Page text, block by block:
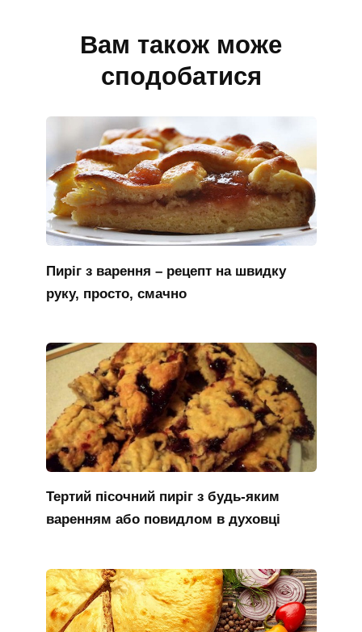
Вам також може
сподобатися
Пиріг з варення – рецепт на швидку
руку, просто, смачно
Тертий пісочний пиріг з будь-яким
варенням або повидлом в духовці